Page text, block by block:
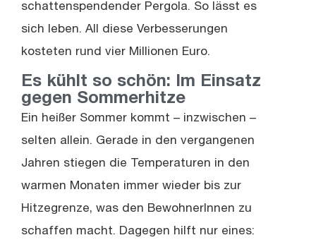
schattenspendender Pergola. So lässt es
sich leben. All diese Verbesserungen
kosteten rund vier Millionen Euro.
Es kühlt so schön: Im Einsatz
gegen Sommerhitze
Ein heißer Sommer kommt – inzwischen –
selten allein. Gerade in den vergangenen
Jahren stiegen die Temperaturen in den
warmen Monaten immer wieder bis zur
Hitzegrenze, was den BewohnerInnen zu
schaffen macht. Dagegen hilft nur eines: